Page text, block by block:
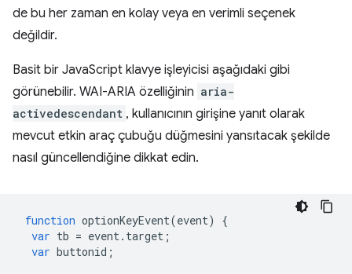
de bu her zaman en kolay veya en verimli seçenek
değildir.
Basit bir JavaScript klavye işleyicisi aşağıdaki gibi
görünebilir. WAI-ARIA özelliğinin aria-
activedescendant , kullanıcının girişine yanıt olarak
mevcut etkin araç çubuğu düğmesini yansıtacak şekilde
nasıl güncellendiğine dikkat edin.
function optionKeyEvent(event)
{
var tb = event . target ;
var buttonid ;